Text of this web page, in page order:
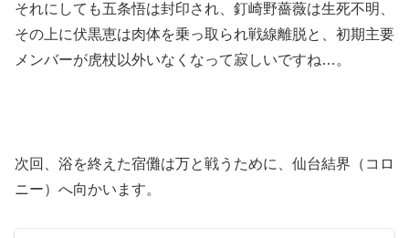
それにしても五条悟は封印され、釘崎野薔薇は生死不明、
その上に伏黒恵は肉体を乗っ取られ戦線離脱と、初期主要
メンバーが虎杖以外いなくなって寂しいですね…。
次回、浴を終えた宿儺は万と戦うために、仙台結界（コロ
ニー）へ向かいます。